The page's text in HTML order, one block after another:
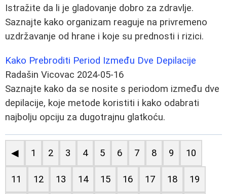
Istražite da li je gladovanje dobro za zdravlje.
Saznajte kako organizam reaguje na privremeno
uzdržavanje od hrane i koje su prednosti i rizici.
Kako Prebroditi Period Između Dve Depilacije
Radašin Vicovac 2024-05-16
Saznajte kako da se nosite s periodom između dve
depilacije, koje metode koristiti i kako odabrati
najbolju opciju za dugotrajnu glatkoću.
◀ 1 2 3 4 5 6 7 8 9 10
11 12 13 14 15 16 17 18 19